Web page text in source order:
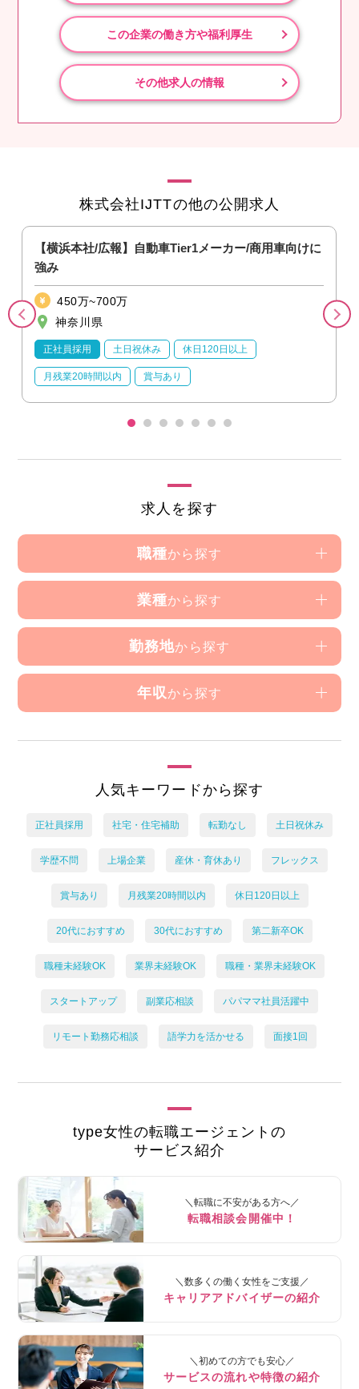
この企業の働き方や福利厚生
その他求人の情報
株式会社IJTTの他の公開求人
【横浜本社/広報】⾃動⾞Tier1メーカー/商⽤⾞向けに
強み
450万~700万
神奈川県
正社員採用 土日祝休み 休日120日以上
月残業20時間以内 賞与あり
求人を探す
職種から探す
業種から探す
勤務地から探す
年収 から探す
人気キーワードから探す
正社員採用 社宅・住宅補助 転勤なし 土日祝休み
学歴不問 上場企業 産休・育休あり フレックス
賞与あり 月残業20時間以内 休日120日以上
20代におすすめ 30代におすすめ 第二新卒OK
職種未経験OK 業界未経験OK 職種・業界未経験OK
スタートアップ 副業応相談 パパママ社員活躍中
リモート勤務応相談 語学力を活かせる 面接1回
type女性の転職エージェントの
サービス紹介
＼転職に不安がある方へ／
転職相談会開催中！
＼数多くの働く女性をご支援／
キャリアアドバイザーの紹介
＼初めての方でも安心／
サービスの流れや特徴の紹介